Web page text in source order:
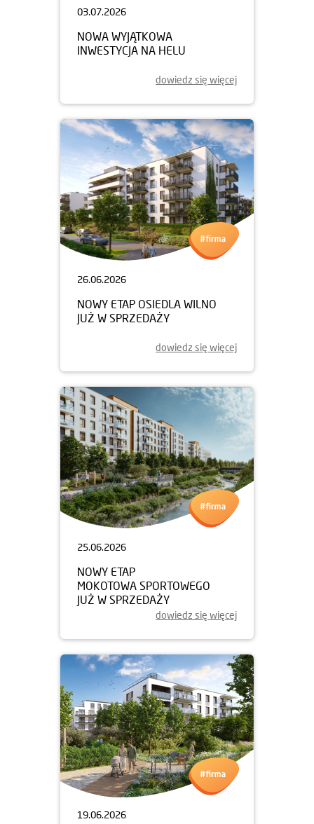
03.07.2026
NOWA WYJĄTKOWA
INWESTYCJA NA HELU
dowiedz się więcej
26.06.2026
NOWY ETAP OSIEDLA WILNO
JUŻ W SPRZEDAŻY
dowiedz się więcej
25.06.2026
NOWY ETAP
MOKOTOWA SPORTOWEGO
JUŻ W SPRZEDAŻY
dowiedz się więcej
19.06.2026